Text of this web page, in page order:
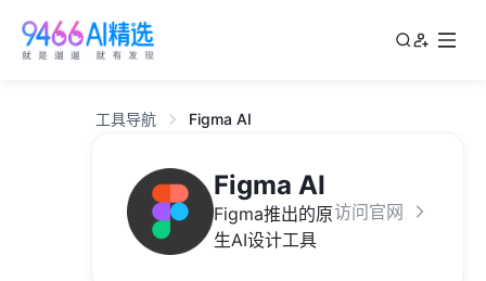
工具导航 Figma AI
Figma AI
Figma推出的原
生AI设计工具
访问官网